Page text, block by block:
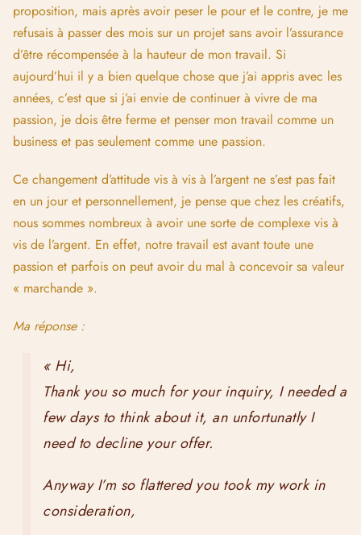
proposition, mais après avoir peser le pour et le contre, je me
refusais à passer des mois sur un projet sans avoir l’assurance
d’être récompensée à la hauteur de mon travail. Si
aujourd’hui il y a bien quelque chose que j’ai appris avec les
années, c’est que si j’ai envie de continuer à vivre de ma
passion, je dois être ferme et penser mon travail comme un
business et pas seulement comme une passion.
Ce changement d’attitude vis à vis à l’argent ne s’est pas fait
en un jour et personnellement, je pense que chez les créatifs,
nous sommes nombreux à avoir une sorte de complexe vis à
vis de l’argent. En effet, notre travail est avant toute une
passion et parfois on peut avoir du mal à concevoir sa valeur
« marchande ».
Ma réponse :
« Hi,
Thank you so much for your inquiry, I needed a
few days to think about it, an unfortunatly I
need to decline your offer.
Anyway I’m so flattered you took my work in
consideration,